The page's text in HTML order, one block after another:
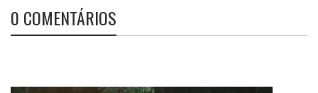
0 COMENTÁRIOS